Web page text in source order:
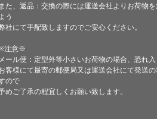
また、返品：交換の際には運送会社よりお荷物
よう
社にて手配致しますのでご安心ください。
注意※
メール便：定型外等小さいお荷物の場合、恐れ
客様にて最寄の郵便局又は運送会社にて発送の
ので
めご了承の程宜しくお願い致します。